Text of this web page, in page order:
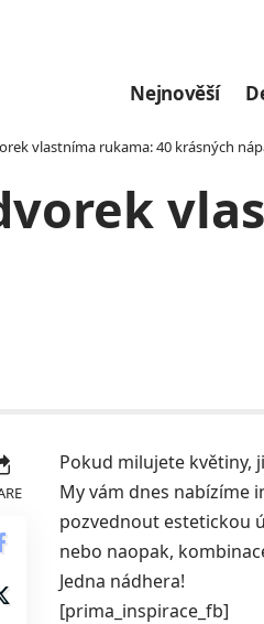
Nejnověší
vlastníma rukama: 40 krásných
Pokud milujete květiny,
My vám dnes nabízíme
pozvednout estetickou
nebo naopak,
Jedna nádhera!
[prima_inspirace_fb]